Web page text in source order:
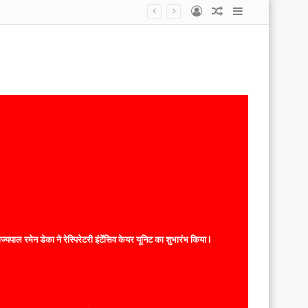
Sidebar
Random
Log
रमेन डेका ने रेस्पिरेटरी इंटेंसिव केयर यूनिट का शुभारंभ किया l